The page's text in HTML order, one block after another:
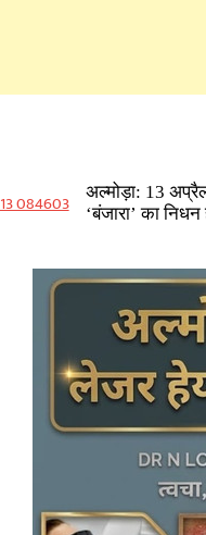
अल्मोड़ा: 13
‘बंजारा’ का